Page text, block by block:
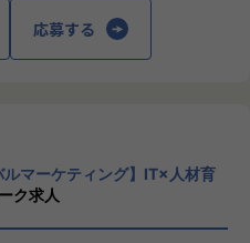
周年記念サイト「カプコン
／ファイナルファンタジ
／電子チケットサービス
応募する
ルマーケティング】IT×人材育
ク求人